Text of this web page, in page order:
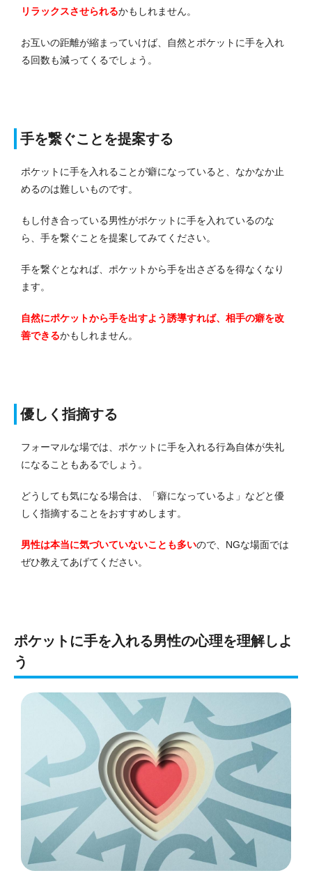
リラックスさせられるかもしれません。
お互いの距離が縮まっていけば、自然とポケットに手を入れ
る回数も減ってくるでしょう。
手を繋ぐことを提案する
ポケットに手を入れることが癖になっていると、なかなか止
めるのは難しいものです。
もし付き合っている男性がポケットに手を入れているのな
ら、手を繋ぐことを提案してみてください。
手を繋ぐとなれば、ポケットから手を出さざるを得なくなり
ます。
自然にポケットから手を出すよう誘導すれば、相手の癖を改
善できるかもしれません。
優しく指摘する
フォーマルな場では、ポケットに手を入れる行為自体が失礼
になることもあるでしょう。
どうしても気になる場合は、「癖になっているよ」などと優
しく指摘することをおすすめします。
男性は本当に気づいていないことも多いので、NGな場面では
ぜひ教えてあげてください。
ポケットに手を入れる男性の心理を理解しよ
う